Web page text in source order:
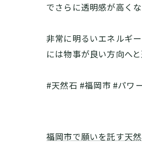
でさらに透明感が高く
非常に明るいエネルギ
には物事が良い方向へ
#天然石 #福岡市 #パワ
福岡市で願いを託す天